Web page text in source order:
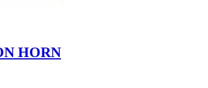
HORN